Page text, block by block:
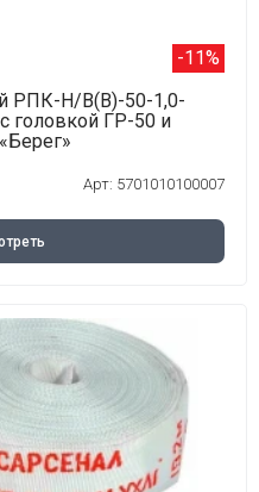
-11%
РПК-Н/В(В)-50-1,0-
головкой ГР-50 и
Арт: 5701010100007